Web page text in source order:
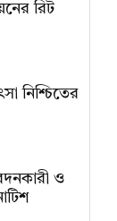
রিট
নিশ্চিতের
ও